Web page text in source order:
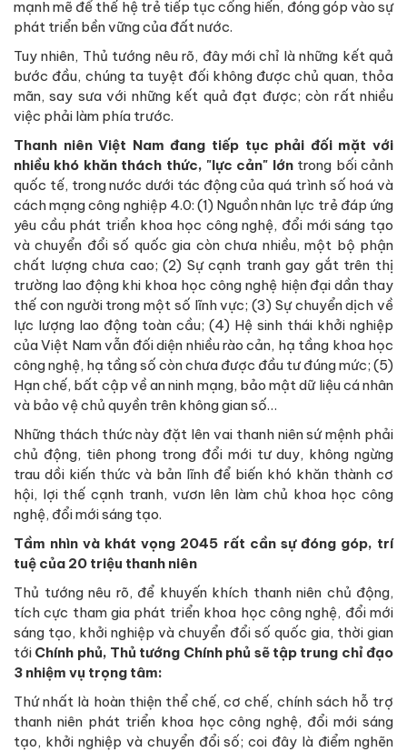
mạnh mẽ để thế hệ trẻ tiếp tục cống hiến, đóng góp vào sự
phát triển bền vững của đất nước.
Tuy nhiên, Thủ tướng nêu rõ, đây mới chỉ là những kết quả
bước đầu, chúng ta tuyệt đối không được chủ quan, thỏa
mãn, say sưa với những kết quả đạt được; còn rất nhiều
việc phải làm phía trước.
Thanh niên Việt Nam đang tiếp tục phải đối mặt với
nhiều khó khăn thách thức, "lực cản" lớntrong bối cảnh
quốc tế, trong nước dưới tác động của quá trình số hoá và
cách mạng công nghiệp 4.0: (1) Nguồn nhân lực trẻ đáp ứng
yêu cầu phát triển khoa học công nghệ, đổi mới sáng tạo
và chuyển đổi số quốc gia còn chưa nhiều, một bộ phận
chất lượng chưa cao; (2) Sự cạnh tranh gay gắt trên thị
trường lao động khi khoa học công nghệ hiện đại dần thay
thế con người trong một số lĩnh vực; (3) Sự chuyển dịch về
lực lượng lao động toàn cầu; (4) Hệ sinh thái khởi nghiệp
của Việt Nam vẫn đối diện nhiều rào cản, hạ tầng khoa học
công nghệ, hạ tầng số còn chưa được đầu tư đúng mức; (5)
Hạn chế, bất cập về an ninh mạng, bảo mật dữ liệu cá nhân
và bảo vệ chủ quyền trên không gian số…
Những thách thức này đặt lên vai thanh niên sứ mệnh phải
chủ động, tiên phong trong đổi mới tư duy, không ngừng
trau dồi kiến thức và bản lĩnh để biến khó khăn thành cơ
hội, lợi thế cạnh tranh, vươn lên làm chủ khoa học công
nghệ, đổi mới sáng tạo.
Tầm nhìn và khát vọng 2045 rất cần sự đóng góp, trí
tuệ của 20 triệu thanh niên
Thủ tướng nêu rõ, để khuyến khích thanh niên chủ động,
tích cực tham gia phát triển khoa học công nghệ, đổi mới
sáng tạo, khởi nghiệp và chuyển đổi số quốc gia, thời gian
tới Chính phủ, Thủ tướng Chính phủ sẽ tập trung chỉ đạo
3 nhiệm vụ trọng tâm:
Thứ nhất là hoàn thiện thể chế, cơ chế, chính sách hỗ trợ
thanh niên phát triển khoa học công nghệ, đổi mới sáng
tạo, khởi nghiệp và chuyển đổi số; coi đây là điểm nghẽn